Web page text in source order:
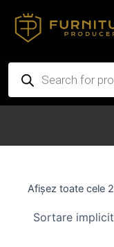
content
Products
search
Afișez toate cele